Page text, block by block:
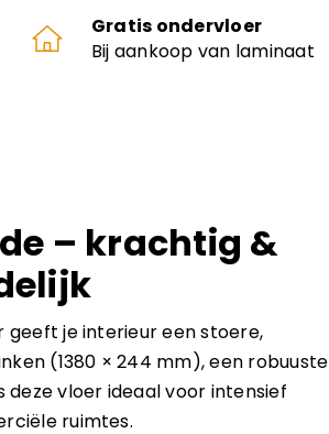
Gratis ondervloer
Bij aankoop van laminaat
– krachtig &
geeft je interieur een stoere,
(1380 × 244 mm), een robuuste
vloer ideaal voor intensief
ruimtes.